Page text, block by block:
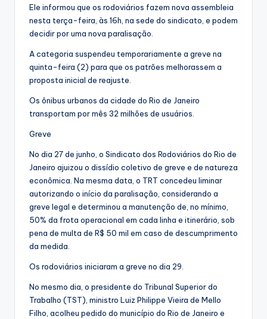
Ele informou que os rodoviários fazem nova assembleia
nesta terça-feira, às 16h, na sede do sindicato, e podem
decidir por uma nova paralisação.
A categoria suspendeu temporariamente a greve na
quinta-feira (2) para que os patrões melhorassem a
proposta inicial de reajuste.
Os ônibus urbanos da cidade do Rio de Janeiro
transportam por mês 32 milhões de usuários.
Greve
No dia 27 de junho, o Sindicato dos Rodoviários do Rio de
Janeiro ajuizou o dissídio coletivo de greve e de natureza
econômica. Na mesma data, o TRT concedeu liminar
autorizando o início da paralisação, considerando a
greve legal e determinou a manutenção de, no mínimo,
50% da frota operacional em cada linha e itinerário, sob
pena de multa de R$ 50 mil em caso de descumprimento
da medida.
Os rodoviários iniciaram a greve no dia 29.
No mesmo dia, o presidente do Tribunal Superior do
Trabalho (TST), ministro Luiz Philippe Vieira de Mello
Filho, acolheu pedido do município do Rio de Janeiro e